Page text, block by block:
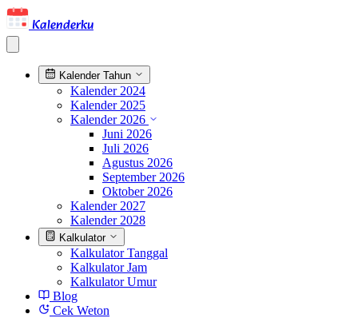
Kalenderku
Kalender Tahun
Kalender 2024
Kalender 2025
Kalender 2026
Juni 2026
Juli 2026
Agustus 2026
September 2026
Oktober 2026
Kalender 2027
Kalender 2028
Kalkulator
Kalkulator Tanggal
Kalkulator Jam
Kalkulator Umur
Blog
Cek Weton